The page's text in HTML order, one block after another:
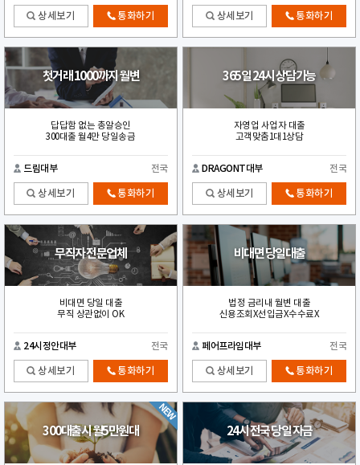
상세보기 통화하기 상세보기 통화하기
첫거래 1000까지 월변
답답함 없는 총알승인
300대출 월4만 당일송금
드림대부 전국
상세보기 통화하기
365일 24시 상담가능
자영업 사업자 대출
고객맞춤1대1상담
DRAGONT대부 전국
상세보기 통화하기
무직자 전문업체
비대면 당일 대출
무직 상관없이 OK
24시정안대부 전국
상세보기 통화하기
비대면 당일대출
법정 금리내 월변 대출
신용조회X선입금X수수료X
페어프라임대부 전국
상세보기 통화하기
300대출시 월5만원대 24시 전국 당일 자금